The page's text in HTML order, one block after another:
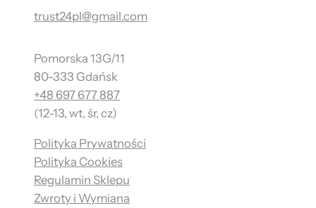
trust24pl@gmail.com
Pomorska 13G/11
80-333 Gdańsk
+48 697 677 887
(12-13, wt, śr, cz)
Polityka Prywatności
Polityka Cookies
Regulamin Sklepu
Zwroty i Wymiana